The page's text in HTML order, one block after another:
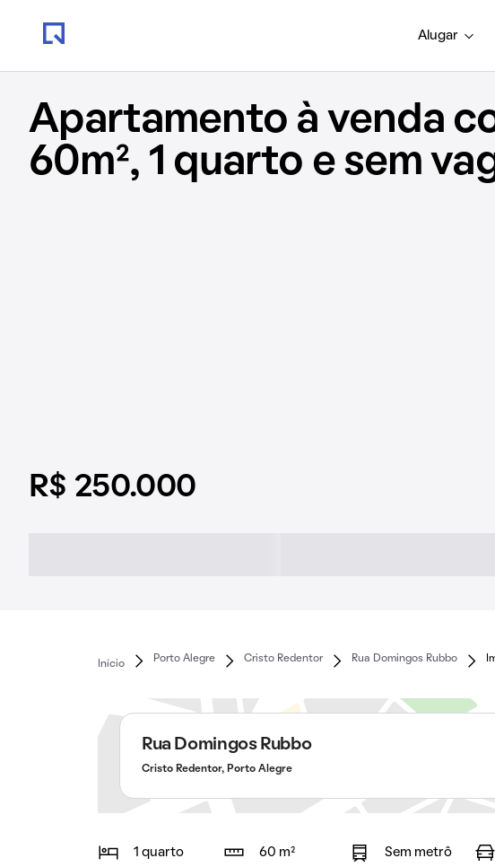
Alugar
Apartamento à venda
60m², 1 quarto e sem
R$ 250.000
Início
Porto Alegre Cristo Redentor Rua Domingos Rubbo
Rua Domingos Rubbo
Cristo Redentor, Porto Alegre
1 quarto
60 m²
Sem metrô